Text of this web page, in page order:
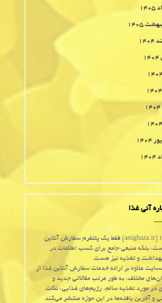
۱۴۰۵
۱۴۰۴
آنی غذا
آنی غذا (anighaza.ir) فقط یک پلتفرم سفارش آنلاین
بلکه منبعی جامع برای کسب اطلاعات در
و تغذیه نیز هست.
علاوه بر ارائه خدمات سفارش آنلاین غذا از
مختلف، به طور مرتب مقالاتی جدید و
در مورد تغذیه سالم، رژیم‌های غذایی، نکات
و آخرین یافته‌ها در این حوزه منتشر می‌کند.